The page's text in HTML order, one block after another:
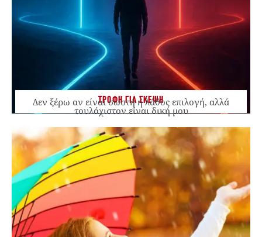
ΤΡΟΦΗ ΓΙΑ ΣΚΕΨΗ
Δεν ξέρω αν είναι σωστή ή λάθος επιλογή, αλλά
τουλάχιστον είναι δική μου